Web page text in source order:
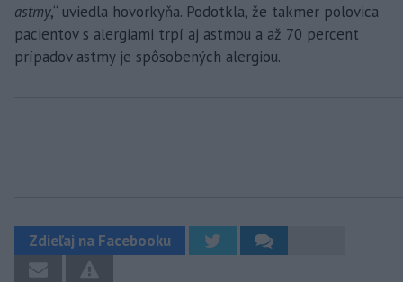
astmy,“ uviedla hovorkyňa. Podotkla, že takmer polovica
pacientov s alergiami trpí aj astmou a až 70 percent
prípadov astmy je spôsobených alergiou.
Zdieľaj na Facebooku